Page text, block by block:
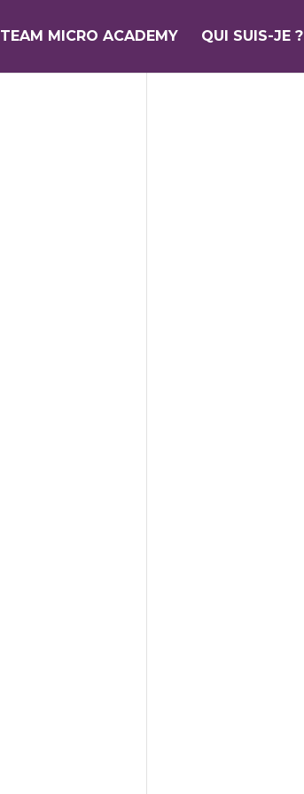
TEAM MICRO ACADEMY QUI SUIS-JE ?